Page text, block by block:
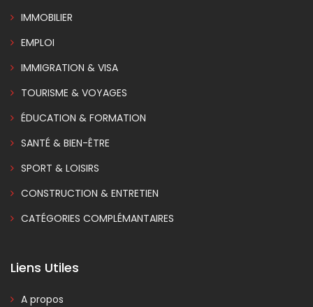
IMMOBILIER
EMPLOI
IMMIGRATION & VISA
TOURISME & VOYAGES
ÉDUCATION & FORMATION
SANTÉ & BIEN-ÊTRE
SPORT & LOISIRS
CONSTRUCTION & ENTRETIEN
CATÉGORIES COMPLÉMANTAIRES
Liens Utiles
A propos